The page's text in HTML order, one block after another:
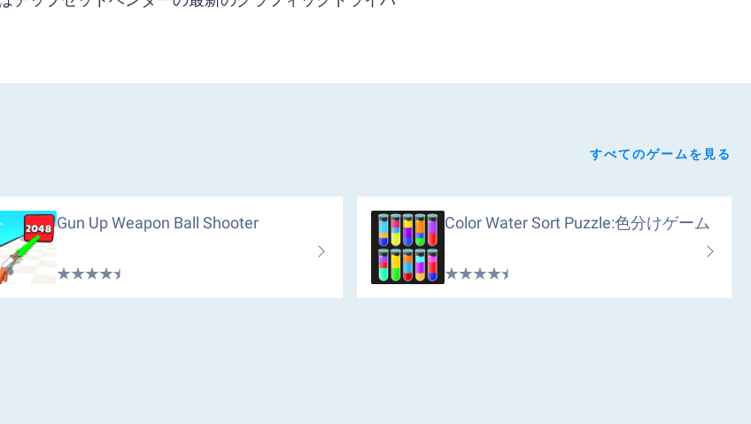
すべてのゲームを見る
Gun Up Weapon Ball Shooter Color Water Sort Puzzle:色分けゲーム